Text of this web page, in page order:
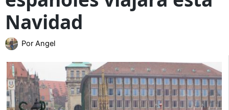
Navidad
Por Angel